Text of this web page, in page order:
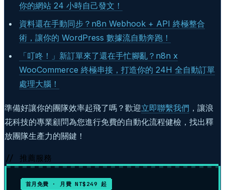
你的網站 24 小時自己發文！
資料還在手動同步？n8n Webhook + API 終極整合
術，讓你的 WordPress 數據流自動奔跑！
「叮咚！」新訂單來了還在手忙腳亂？n8n x
WooCommerce 終極串接，打造你的 24H 全自動訂單
處理大腦！
準備好讓你的團隊效率起飛了嗎？歡迎立即聯繫我們 ，讓浪
花科技的專業顧問為您進行免費的自動化流程健檢，找出釋
放團隊生產力的關鍵！
// 推薦服務
首月免費 · 月費 NT$249 起